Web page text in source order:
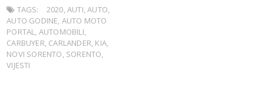
TAGS:
2020,AUTI,AUTO,
AUTO GODINE, AUTO MOTO
PORTAL, AUTOMOBILI,
CARBUYER, CARLANDER, KIA,
NOVI SORENTO, SORENTO,
VIJESTI